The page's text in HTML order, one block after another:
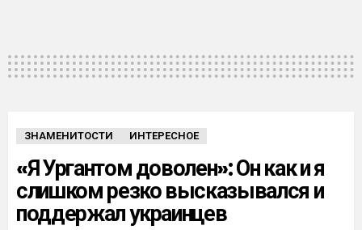
ЗНАМЕНИТОСТИ ИНТЕРЕСНОЕ
«Я Ургантом доволен»: Он как и я
слишком резко высказывался и
поддержал украинцев